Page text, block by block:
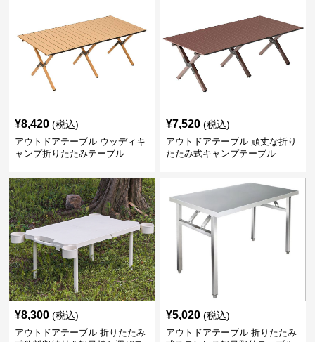
¥8,420 (税込)
アウトドアテーブル ウッディキ
ャンプ折りたたみテーブル
¥7,520 (税込)
アウトドアテーブル 頑丈な折り
たたみ式キャンプテーブル
¥8,300 (税込)
アウトドアテーブル 折りたたみ
¥5,020 (税込)
アウトドアテーブル 折りたたみ